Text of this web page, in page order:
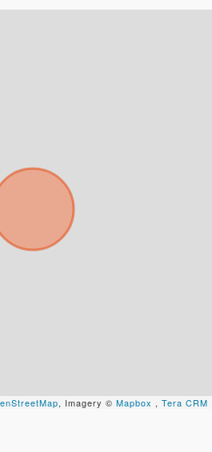
, Imagery © Mapbox , Tera CRM
seguros
tu información ni enviamos spam.